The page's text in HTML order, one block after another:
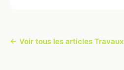
← Voir tous les articles Travaux